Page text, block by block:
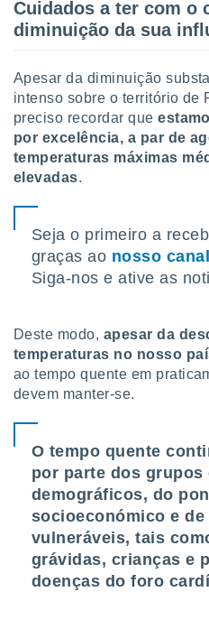
criar
medir
dos
de
fontes,
e melhorar
dados
através
Cuidados a ter com o
diminuição da sua
Apesar da diminuição
intenso sobre o território de
preciso recordar que
por excelência, a par de
temperaturas máximas
elevadas.
Seja o primeiro a
graças ao nosso
Siga-nos e ative as
Deste modo, apesar da
temperaturas no nosso
ao tempo quente em
devem manter-se.
O tempo quente
por parte dos grupos
demográficos, do
socioeconómico e
vulneráveis, tais
grávidas, crianças e
doenças do foro